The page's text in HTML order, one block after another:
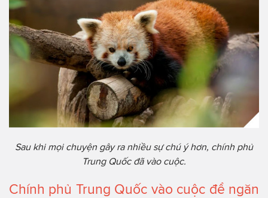
Sau khi mọi chuyện gây ra nhiều sự chú ý hơn, chính phủ
Trung Quốc đã vào cuộc.
Chính phủ Trung Quốc vào cuộc để ngăn